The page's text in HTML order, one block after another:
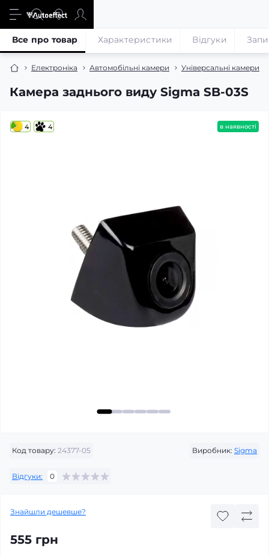
Електроніка Автомобільні камери Універсальні камери
Камера заднього виду Sigma SB-03S
Все про товар Характеристики Відгуки
4 4 в наявності
Код товару: 24377-05 Виробник: Sigma
Відгуки: 0
Знайшли дешевше?
555 грн